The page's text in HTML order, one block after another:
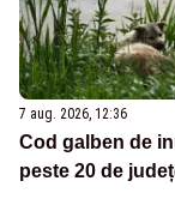
7 aug. 2026, 12:36
Cod galben de
peste 20 de